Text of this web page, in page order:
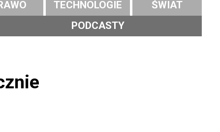
TECHNOLOGIE
ŚWIAT
PODCASTY